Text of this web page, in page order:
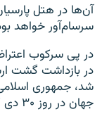
آن‌ها در هتل
سرسام‌آور خواهد
در پی سرکوب
در بازداشت گشت
شد، جمهوری اسلامی
جهان در روز ۳۰ دی‌ کرد.